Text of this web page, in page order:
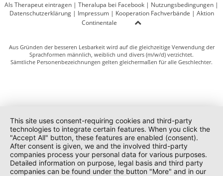
Als Therapeut eintragen | Theralupa bei Facebook | Nutzungsbedingungen |
Datenschutzerklärung| Impressum| Kooperation Fachverbände | Aktion
Continentale
Aus Gründen der besseren Lesbarkeit wird auf die gleichzeitige Verwendung der
Sprachformen männlich, weiblich und divers (m/w/d) verzichtet.
Sämtliche Personenbezeichnungen gelten gleichermaßen für alle Geschlechter.
This site uses consent-requiring cookies and third-party
technologies to integrate certain features. When you click the
"Accept All" button, these features are enabled (consent).
After consent is given, we and the involved third-party
companies process your personal data for various purposes.
Detailed information on purpose, legal basis and third party
companies can be found under the button "More" and in our